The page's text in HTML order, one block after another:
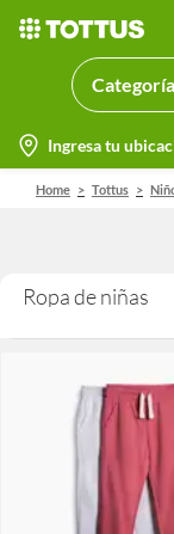
location-
icon
Ingresa tu
Home Tottus
Ropa de niñas